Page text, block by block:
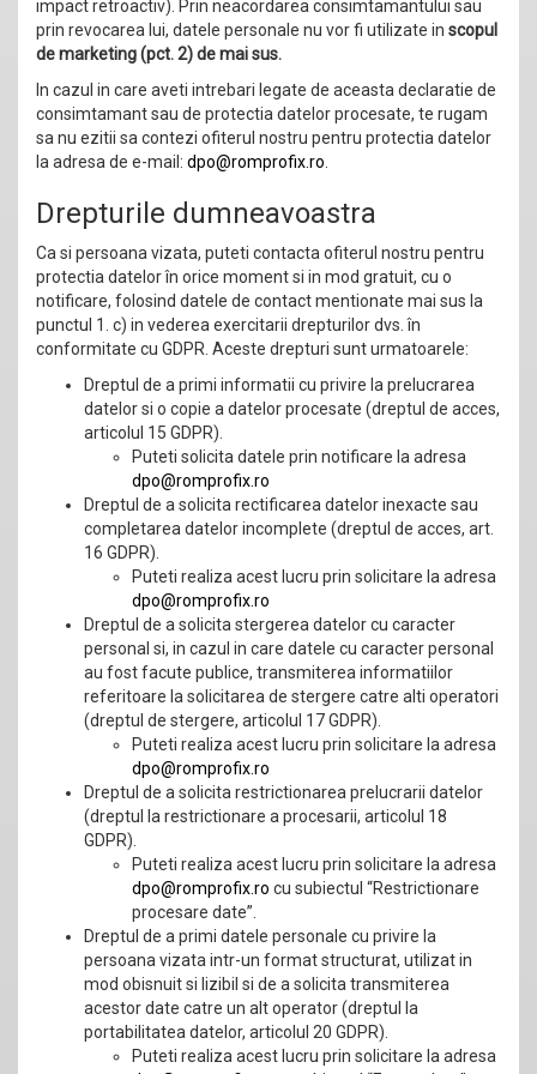
impact retroactiv). Prin neacordarea consimtamantului sau
prin revocarea lui, datele personale nu vor fi utilizate in scopul
de marketing (pct. 2) de mai sus.
In cazul in care aveti intrebari legate de aceasta declaratie de
consimtamant sau de protectia datelor procesate, te rugam
sa nu ezitii sa contezi ofiterul nostru pentru protectia datelor
la adresa de e-mail: dpo@romprofix.ro
Drepturile dumneavoastra
Ca si persoana vizata, puteti contacta ofiterul nostru pentru
protectia datelor în orice moment si in mod gratuit, cu o
notificare, folosind datele de contact mentionate mai sus la
punctul 1. c) in vederea exercitarii drepturilor dvs. în
conformitate cu GDPR. Aceste drepturi sunt urmatoarele:
Dreptul de a primi informatii cu privire la prelucrarea
datelor si o copie a datelor procesate (dreptul de acces,
articolul 15 GDPR).
Puteti solicita datele prin notificare la adresa
dpo@romprofix.ro
Dreptul de a solicita rectificarea datelor inexacte sau
completarea datelor incomplete (dreptul de acces, art.
16 GDPR).
Puteti realiza acest lucru prin solicitare la adresa
dpo@romprofix.ro
Dreptul de a solicita stergerea datelor cu caracter
personal si, in cazul in care datele cu caracter personal
au fost facute publice, transmiterea informatiilor
referitoare la solicitarea de stergere catre alti operatori
(dreptul de stergere, articolul 17 GDPR).
Puteti realiza acest lucru prin solicitare la adresa
dpo@romprofix.ro
Dreptul de a solicita restrictionarea prelucrarii datelor
(dreptul la restrictionare a procesarii, articolul 18
GDPR).
Puteti realiza acest lucru prin solicitare la adresa
dpo@romprofix.ro cu subiectul “Restrictionare
procesare date”.
Dreptul de a primi datele personale cu privire la
persoana vizata intr-un format structurat, utilizat in
mod obisnuit si lizibil si de a solicita transmiterea
acestor date catre un alt operator (dreptul la
portabilitatea datelor, articolul 20 GDPR).
Puteti realiza acest lucru prin solicitare la adresa